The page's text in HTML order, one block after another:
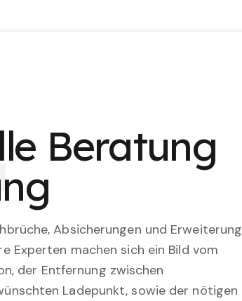
Beratung
Absicherungen und Erweiterung
Experten machen sich ein Bild vom
der Entfernung zwischen
Ladepunkt, sowie der nötigen